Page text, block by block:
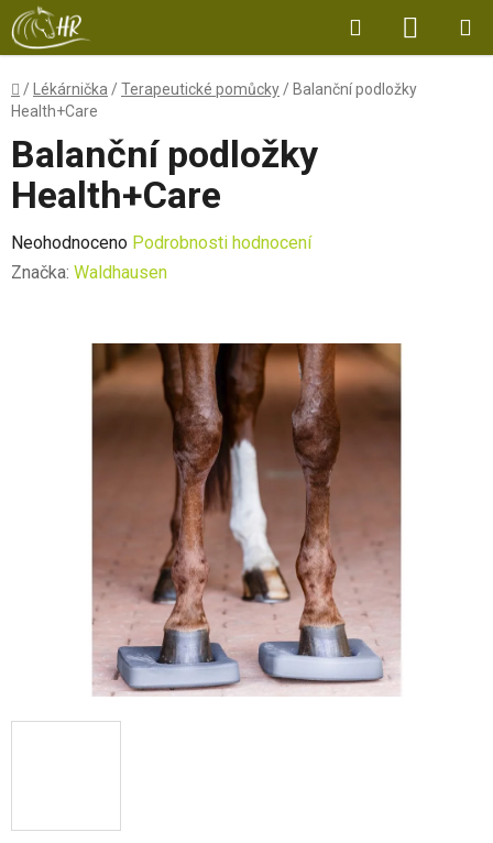
Přejít
na
obsah
Hledat
KOŠÍK
Domů
/ Lékárnička /Terapeutické pomůcky / Balanční podložky
Health+Care
Balanční podložky
Health+Care
Průměrné
hodnocení
Neohodnoceno Podrobnosti hodnocení
Značka: Waldhausen